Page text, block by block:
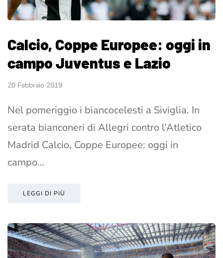
Calcio, Coppe Europee: oggi in
campo Juventus e Lazio
20 Febbraio 2019
Nel pomeriggio i biancocelesti a Siviglia. In
serata bianconeri di Allegri contro l’Atletico
Madrid Calcio, Coppe Europee: oggi in
campo…
LEGGI DI PIÙ